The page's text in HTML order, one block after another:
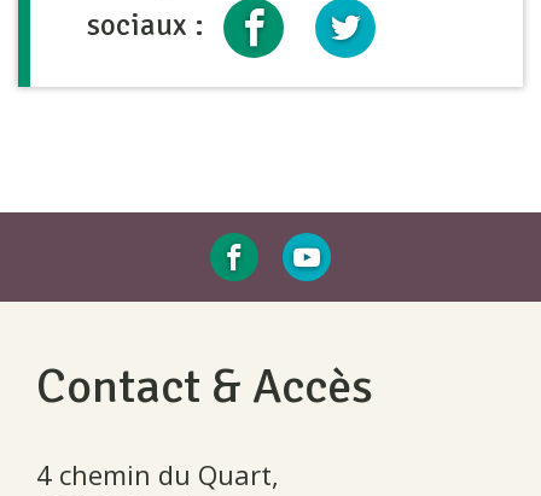
sociaux :
Contact & Accès
4 chemin du Quart,